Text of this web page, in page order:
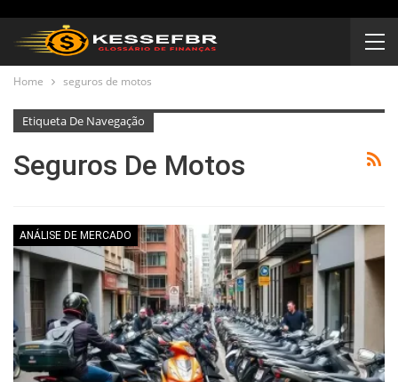
Home seguros de motos
Etiqueta De Navegação
Seguros De Motos
ANÁLISE DE MERCADO